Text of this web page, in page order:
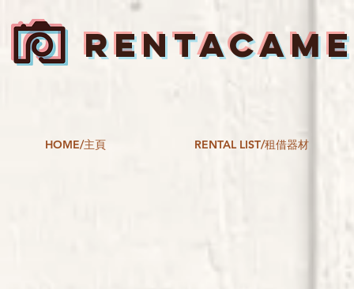
HOME/主頁 RENTAL LIST/租借器材